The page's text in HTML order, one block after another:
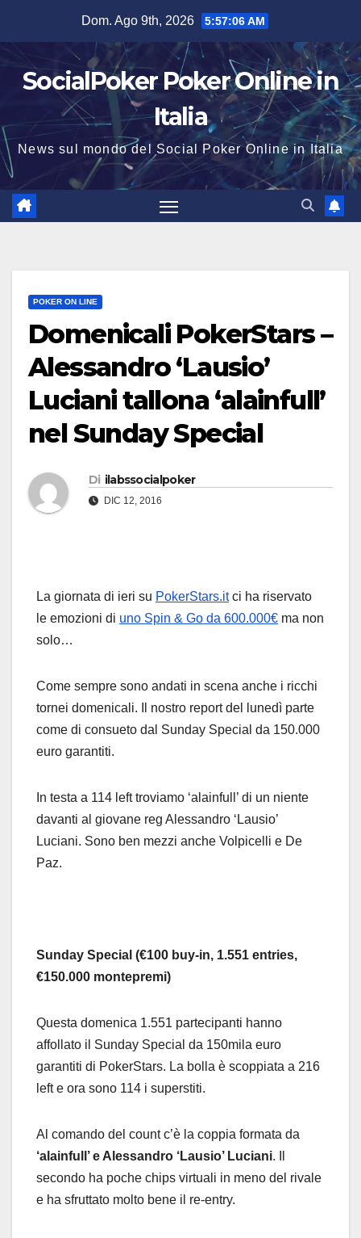
contenuto
Dom. Ago 9th, 2026 5:57:07 AM
SocialPoker Poker Online in
Italia
News sul mondo del Social Poker Online in Italia
POKER ON LINE
Domenicali PokerStars –
Alessandro ‘Lausio’
Luciani tallona ‘alainfull’
nel Sunday Special
Di ilabssocialpoker
DIC 12, 2016
La giornata di ieri su PokerStars.itci ha riservato
le emozioni di uno Spin & Go da 600.000€ ma non
solo…
Come sempre sono andati in scena anche i ricchi
tornei domenicali. Il nostro report del lunedì parte
come di consueto dal Sunday Special da 150.000
euro garantiti.
In testa a 114 left troviamo ‘alainfull’ di un niente
davanti al giovane reg Alessandro ‘Lausio’
Luciani. Sono ben mezzi anche Volpicelli e De
Paz.
Sunday Special (€100 buy-in, 1.551 entries,
€150.000 montepremi)
Questa domenica 1.551 partecipanti hanno
affollato il Sunday Special da 150mila euro
garantiti di PokerStars. La bolla è scoppiata a 216
left e ora sono 114 i superstiti.
Al comando del count c’è la coppia formata da
‘alainfull’ e Alessandro ‘Lausio’ Luciani. Il
secondo ha poche chips virtuali in meno del rivale
e ha sfruttato molto bene il re-entry.